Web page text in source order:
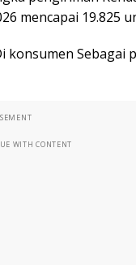
mencapai 19.825
Sebagai
WITH CONTENT